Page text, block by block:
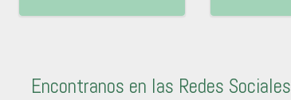
Encontranos en las Redes Sociales